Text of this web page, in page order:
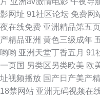
影网址 91社区论坛 免费网
夜在线免费 亚洲精品第五页
产精品亚洲 黄色三级成年
哟哟 亚洲天堂丁香五月 91
一页国 另类区另类欧美 欧
址视频播放 国产日产美产
18禁网站 亚洲无码视频在